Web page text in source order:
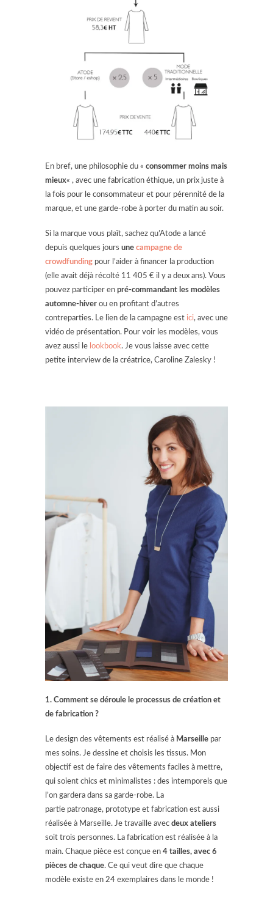
En bref, une philosophie du « consommer moins mais
mieux« , avec une fabrication éthique, un prix juste à
la fois pour le consommateur et pour pérennité de la
marque, et une garde-robe à porter du matin au soir.
Si la marque vous plaît, sachez qu’Atode a lancé
depuis quelques jours une campagne de
crowdfunding pour l’aider à financer la production
(elle avait déjà récolté 11 405 € il y a deux ans). Vous
pouvez participer en pré-commandant les modèles
automne-hiver ou en profitant d’autres
contreparties. Le lien de la campagne est ici, avec une
vidéo de présentation. Pour voir les modèles, vous
avez aussi le lookbook. Je vous laisse avec cette
petite interview de la créatrice, Caroline Zalesky !
1. Comment se déroule le processus de création et
de fabrication ?
Le design des vêtements est réalisé à Marseille par
mes soins. Je dessine et choisis les tissus. Mon
objectif est de faire des vêtements faciles à mettre,
qui soient chics et minimalistes : des intemporels que
l’on gardera dans sa garde-robe. La
partie patronage, prototype et fabrication est aussi
réalisée à Marseille. Je travaille avec deux ateliers
soit trois personnes. La fabrication est réalisée à la
main. Chaque pièce est conçue en 4 tailles, avec 6
pièces de chaque. Ce qui veut dire que chaque
modèle existe en 24 exemplaires dans le monde !